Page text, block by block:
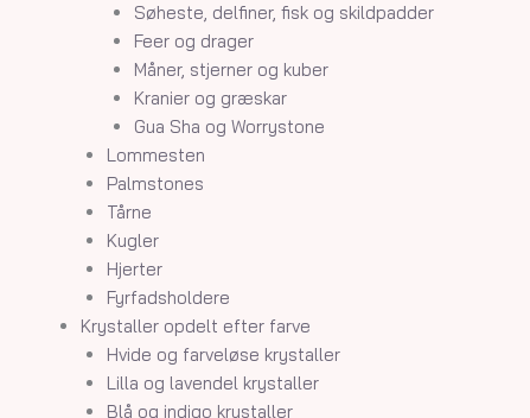
Søheste, delfiner, fisk og skildpadder
Feer og drager
Måner, stjerner og kuber
Kranier og græskar
Gua Sha og Worrystone
Lommesten
Palmstones
Tårne
Kugler
Hjerter
Fyrfadsholdere
Krystaller opdelt efter farve
Hvide og farveløse krystaller
Lilla og lavendel krystaller
Blå og indigo krystaller